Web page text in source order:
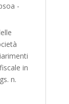
-
in
n.